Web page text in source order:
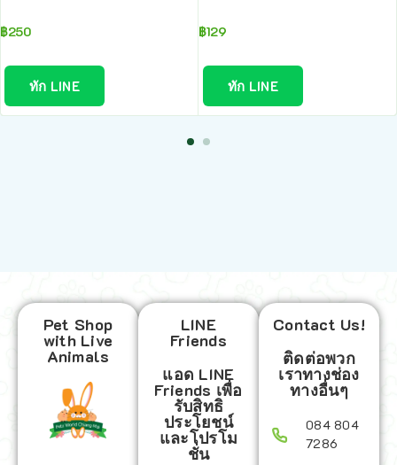
฿250
ทัก LINE
฿129
ทัก LINE
Pet Shop
with Live
Animals
LINE
Friends
แอด LINE
Friends เพื่อ
รับสิทธิ
ประโยชน์
และโปรโม
ชั่น
Contact Us!
ติดต่อพวก
เราทางช่อง
ทางอื่นๆ
084 804
7286